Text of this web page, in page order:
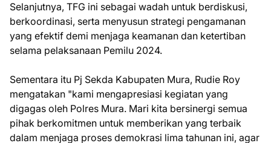
Selanjutnya, TFG ini sebagai wadah untuk berdiskusi,
berkoordinasi, serta menyusun strategi pengamanan
yang efektif demi menjaga keamanan dan ketertiban
selama pelaksanaan Pemilu 2024.
Sementara itu Pj Sekda Kabupaten Mura, Rudie Roy
mengatakan "kami mengapresiasi kegiatan yang
digagas oleh Polres Mura. Mari kita bersinergi semua
pihak berkomitmen untuk memberikan yang terbaik
dalam menjaga proses demokrasi lima tahunan ini, agar